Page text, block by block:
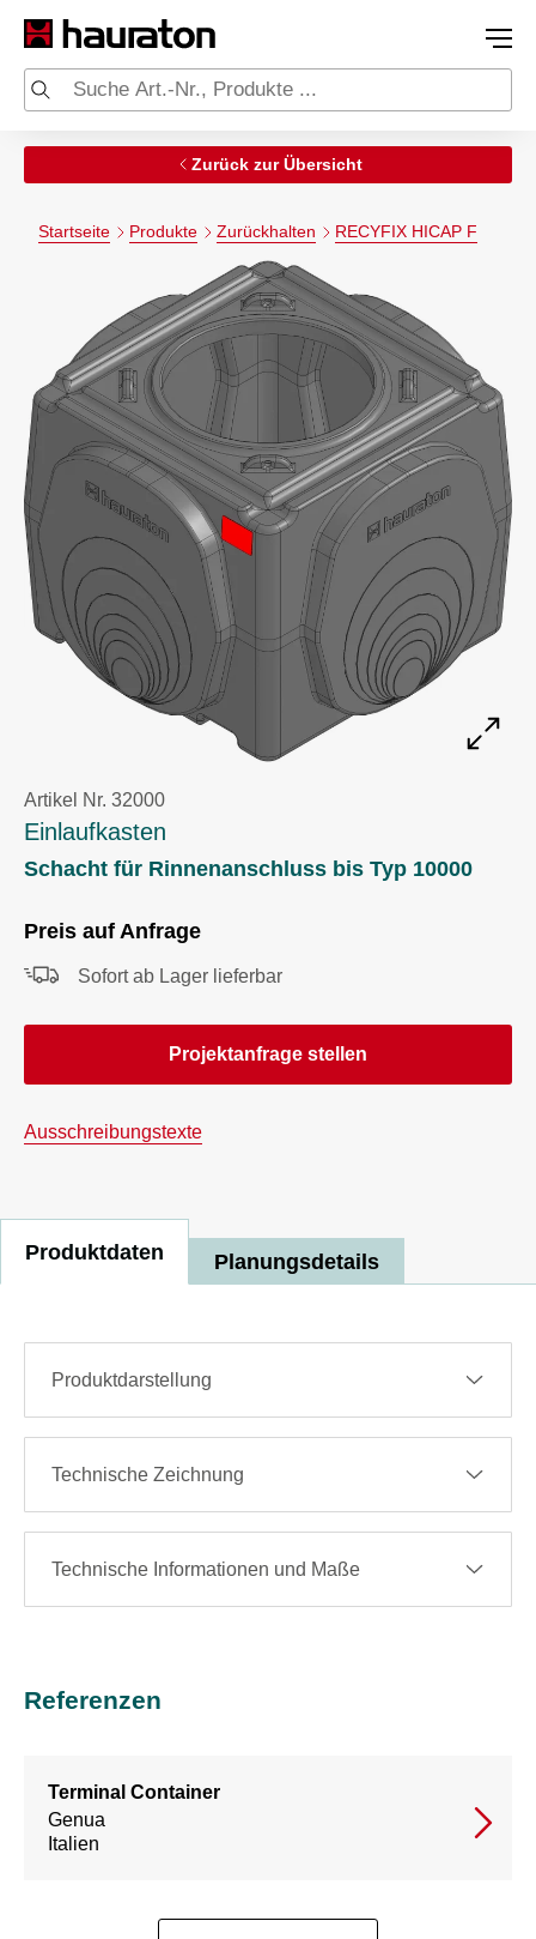
Zurück zur Übersicht
Startseite Produkte Zurückhalten RECYFIX HICAP F
Artikel Nr. 32000
Einlaufkasten
Schacht für Rinnenanschluss bis Typ 10000
Preis auf Anfrage
Sofort ab Lager lieferbar
Projektanfrage stellen
Ausschreibungstexte
Produktdaten Planungsdetails
Produktdarstellung
Technische Zeichnung
Technische Informationen und Maße
Referenzen
Terminal Container
Genua
Italien